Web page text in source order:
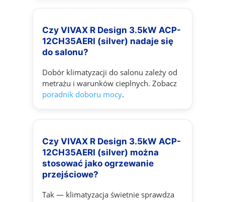
Czy VIVAX R Design 3.5kW ACP-
12CH35AERI (silver) nadaje się
do salonu?
Dobór klimatyzacji do salonu zależy od
metrażu i warunków cieplnych. Zobacz
poradnik doboru mocy.
Czy VIVAX R Design 3.5kW ACP-
12CH35AERI (silver) można
stosować jako ogrzewanie
przejściowe?
Tak — klimatyzacja świetnie sprawdza